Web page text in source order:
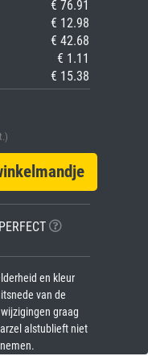
€ 76.91
€ 12.98
€ 42.68
€ 1.11
€ 15.38
en kleur
van de
graag
alstublieft niet